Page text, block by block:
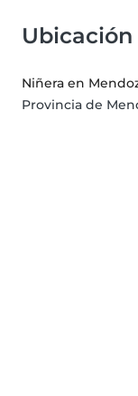
Ubicación
Niñera en
Provincia de